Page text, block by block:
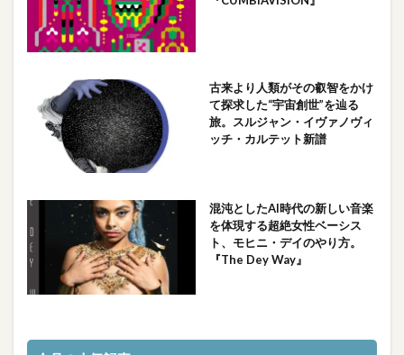
古来より人類がその叡智をかけ
て探求した“宇宙創世”を辿る
旅。スルジャン・イヴァノヴィ
ッチ・カルテット新譜
混沌としたAI時代の新しい音楽
を体現する超絶女性ベーシス
ト、モヒニ・デイのやり方。
『The Dey Way』